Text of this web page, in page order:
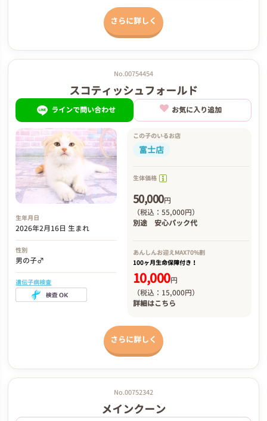
さらに詳しく
No.00754454
スコティッシュフォールド
ラインで問い合わせ お気に入り追加
生年月日
2026年2月16日 生まれ
性別
男の子♂
遺伝子病検査
この子のいるお店
富士店
生体価格
50,000円
（税込：55,000円）
別途 安心パック代
あんしんお迎えMAX70%割
100ヶ月生命保障付き！
10,000円
（税込：15,000円）
詳細はこちら
さらに詳しく
No.00752342
メインクーン